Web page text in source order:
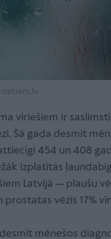
vīriešiem ir
Šā gada desmit
454 un 408
izplatītās
Latvijā — plaušu
prostatas vēzis 17%
mēnešos